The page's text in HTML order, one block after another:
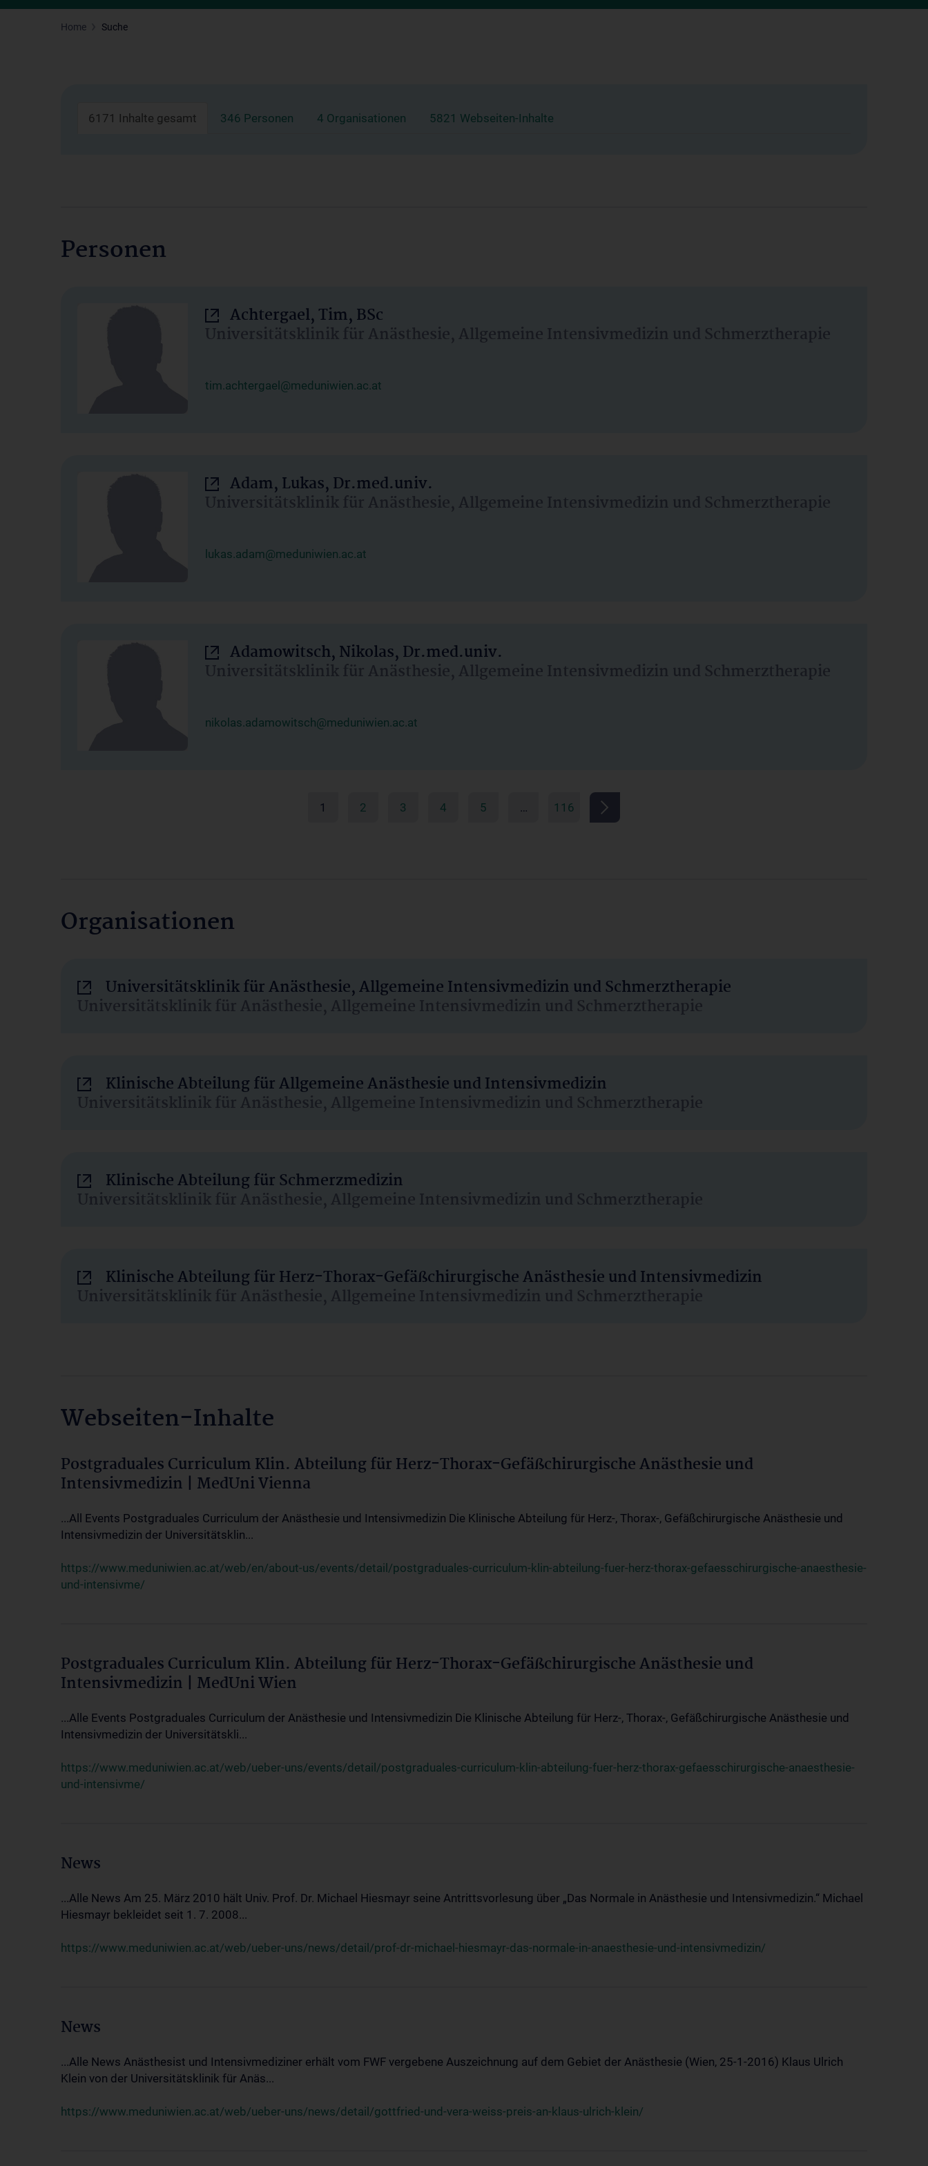
Home Suche
6171 Inhalte gesamt 346 Personen 4 Organisationen 5821 Webseiten-Inhalte
Personen
Achtergael, Tim, BSc
Universitätsklinik für Anästhesie, Allgemeine Intensivmedizin und Schmerztherapie
tim.achtergael@meduniwien.ac.at
Adam, Lukas, Dr.med.univ.
Universitätsklinik für Anästhesie, Allgemeine Intensivmedizin und Schmerztherapie
lukas.adam@meduniwien.ac.at
Adamowitsch, Nikolas, Dr.med.univ.
Universitätsklinik für Anästhesie, Allgemeine Intensivmedizin und Schmerztherapie
nikolas.adamowitsch@meduniwien.ac.at
1 2 3 4 5 … 116
Organisationen
Universitätsklinik für Anästhesie, Allgemeine Intensivmedizin und Schmerztherapie
Universitätsklinik für Anästhesie, Allgemeine Intensivmedizin und Schmerztherapie
Klinische Abteilung für Allgemeine Anästhesie und Intensivmedizin
Universitätsklinik für Anästhesie, Allgemeine Intensivmedizin und Schmerztherapie
Klinische Abteilung für Schmerzmedizin
Universitätsklinik für Anästhesie, Allgemeine Intensivmedizin und Schmerztherapie
Klinische Abteilung für Herz-Thorax-Gefäßchirurgische Anästhesie und Intensivmedizin
Universitätsklinik für Anästhesie, Allgemeine Intensivmedizin und Schmerztherapie
Webseiten-Inhalte
Postgraduales Curriculum Klin. Abteilung für Herz-Thorax-Gefäßchirurgische Anästhesie und
Intensivmedizin | MedUni Vienna
...All Events Postgraduales Curriculum der Anästhesie und Intensivmedizin Die Klinische Abteilung für Herz-, Thorax-, Gefäßchirurgische Anästhesie und
Intensivmedizin der Universitätsklin...
https://www.meduniwien.ac.at/web/en/about-us/events/detail/postgraduales-curriculum-klin-abteilung-fuer-herz-thorax-gefaesschirurgische-anaesthesie-
und-intensivme/
Postgraduales Curriculum Klin. Abteilung für Herz-Thorax-Gefäßchirurgische Anästhesie und
Intensivmedizin | MedUni Wien
...Alle Events Postgraduales Curriculum der Anästhesie und Intensivmedizin Die Klinische Abteilung für Herz-, Thorax-, Gefäßchirurgische Anästhesie und
Intensivmedizin der Universitätskli...
https://www.meduniwien.ac.at/web/ueber-uns/events/detail/postgraduales-curriculum-klin-abteilung-fuer-herz-thorax-gefaesschirurgische-anaesthesie-
und-intensivme/
News
...Alle News Am 25. März 2010 hält Univ. Prof. Dr. Michael Hiesmayr seine Antrittsvorlesung über „Das Normale in Anästhesie und Intensivmedizin.“ Michael
Hiesmayr bekleidet seit 1. 7. 2008...
https://www.meduniwien.ac.at/web/ueber-uns/news/detail/prof-dr-michael-hiesmayr-das-normale-in-anaesthesie-und-intensivmedizin/
News
...Alle News Anästhesist und Intensivmediziner erhält vom FWF vergebene Auszeichnung auf dem Gebiet der Anästhesie (Wien, 25-1-2016) Klaus Ulrich
Klein von der Universitätsklinik für Anäs...
https://www.meduniwien.ac.at/web/ueber-uns/news/detail/gottfried-und-vera-weiss-preis-an-klaus-ulrich-klein/